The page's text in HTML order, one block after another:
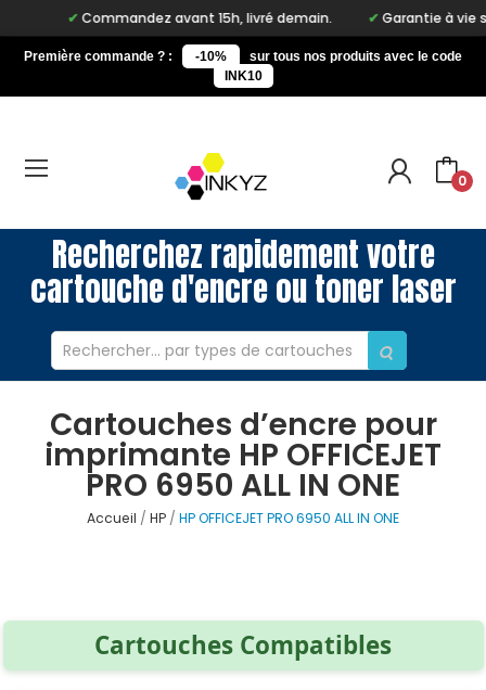
Commandez avant 15h, livré demain. Garantie à vie sur
Première commande ? : -10%
sur tous nos produits avec le code
INK10
0
Recherchez rapidement votre
cartouche d'encre ou toner laser
Cartouches d’encre pour
imprimante HP OFFICEJET
PRO 6950 ALL IN ONE
Accueil HP HP OFFICEJET PRO 6950 ALL IN ONE
Cartouches Compatibles